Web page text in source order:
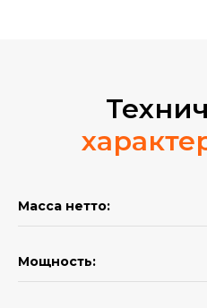
Масса нетто:
Мощность: